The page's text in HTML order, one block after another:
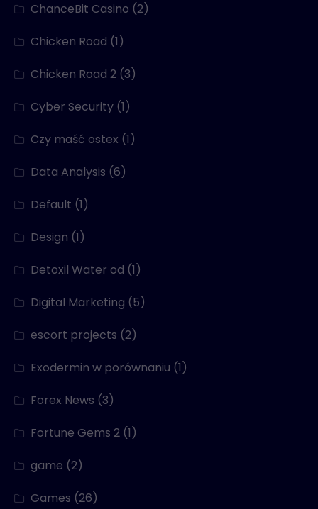
ChanceBit Casino (2)
Chicken Road (1)
Chicken Road 2 (3)
Cyber Security (1)
Czy maść ostex (1)
Data Analysis (6)
Default (1)
Design (1)
Detoxil Water od (1)
Digital Marketing (5)
escort projects (2)
Exodermin w porównaniu (1)
Forex News (3)
Fortune Gems 2 (1)
game (2)
Games (26)